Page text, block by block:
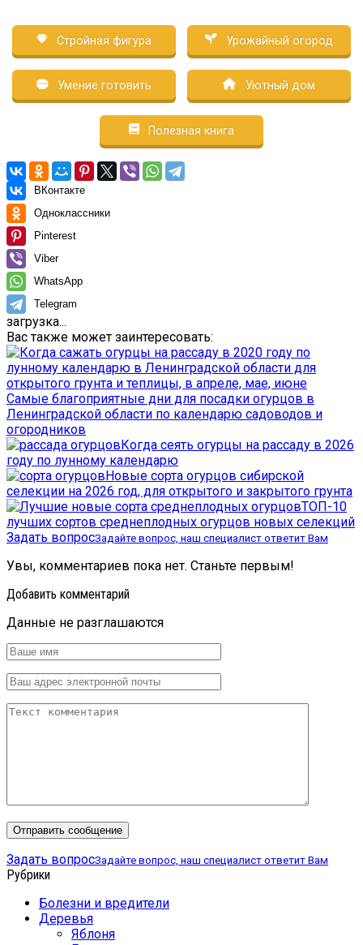
Стройная фигура Урожайный огород
Умение готовить Уютный дом
Полезная книга
ВКонтакте
Одноклассники
Pinterest
Viber
WhatsApp
Telegram
загрузка...
Вас также может заинтересовать:
Самые благоприятные дни для посадки огурцов в
Ленинградской области по календарю садоводов и
огородников
Когда сеять огурцы на рассаду в 2026
году по лунному календарю
Новые сорта огурцов сибирской
селекции на 2026 год, для открытого и закрытого грунта
ТОП-10
лучших сортов среднеплодных огурцов новых селекций
Задать вопросЗадайте вопрос, наш специалист ответит Вам
Увы, комментариев пока нет. Станьте первым!
Добавить комментарий
Данные не разглашаются
Задать вопросЗадайте вопрос, наш специалист ответит Вам
Рубрики
Болезни и вредители
Деревья
Яблоня